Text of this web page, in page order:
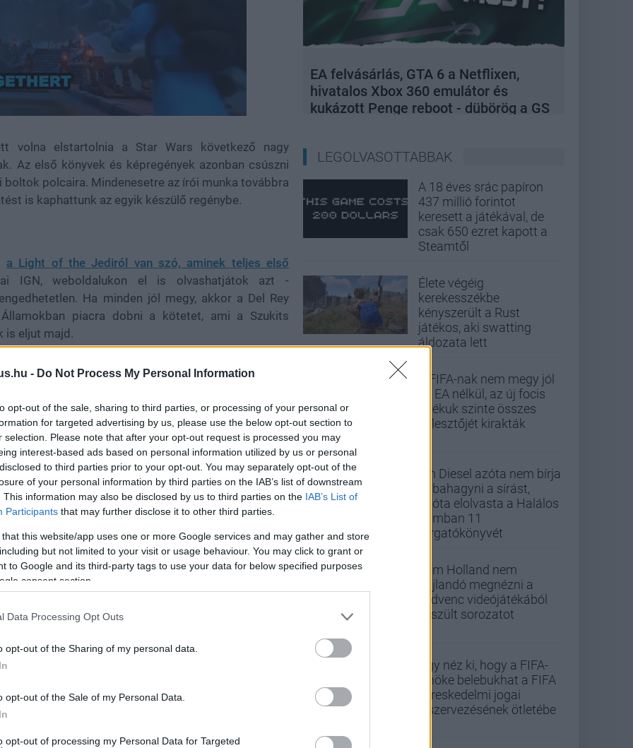
- Do Not Process My Personal Information
opt-out of the sale, sharing to third parties, or processing of your personal or
for targeted advertising by us, please use the below opt-out section to
selection. Please note that after your opt-out request is processed you may
interest-based ads based on personal information utilized by us or personal
to third parties prior to your opt-out. You may separately opt-out of the
of your personal information by third parties on the IAB’s list of downstream
This information may also be disclosed by us to third parties on the IAB’s List of
Participants that may further disclose it to other third parties.
that this website/app uses one or more Google services and may gather and store
but not limited to your visit or usage behaviour. You may click to grant or
to Google and its third-party tags to use your data for below specified purposes
consent section.
Data Processing Opt Outs
opt-out of the Sharing of my personal data.
opt-out of the Sale of my Personal Data.
opt-out of processing my Personal Data for Targeted
100.00%
volna elstartolnia a Star Wars következő nagy
Az első könyvek és képregények azonban csúszni
polcaira. Mindenesetre az írói munka továbbra
is kaphattunk az egyik készülő regénybe.
a Light of the Jediról van szó, aminek teljes első
IGN, weboldalukon el is olvashatjátok azt -
Ha minden jól megy, akkor a Del Rey
piacra dobni a kötetet, ami a Szukits
is eljut majd.
egyébként készítettünk már egy magyarázó
EA felvásárlás, GTA 6 a Netflixen,
hivatalos Xbox 360 emulátor és
kukázott Penge reboot - dübörög a GS
LEGOLVASOTTABBAK
A 18 éves srác papíron
437 millió forintot
keresett a játékával, de
csak 650 ezret kapott a
Steamtől
Élete végéig
kerekesszékbe
kényszerült a Rust
játékos, aki swatting
áldozata lett
A FIFA-nak nem megy jól
az EA nélkül, az új focis
játékuk szinte összes
fejlesztőjét kirakták
Vin Diesel azóta nem bírja
abbahagyni a sírást,
mióta elolvasta a Halálos
iramban 11
forgatókönyvét
Tom Holland nem
hajlandó megnézni a
kedvenc videójátékából
készült sorozatot
Úgy néz ki, hogy a FIFA-
elnöke belebukhat a FIFA
kereskedelmi jogai
kiszervezésének ötletébe